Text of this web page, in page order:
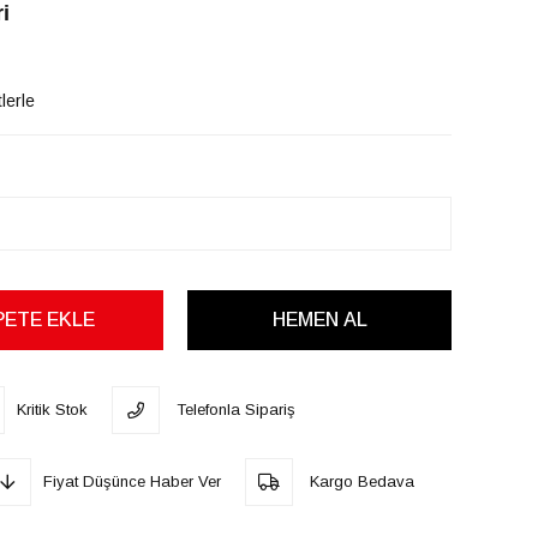
Kritik Stok Telefonla Sipariş
Fiyat Düşünce Haber Ver Kargo Bedava